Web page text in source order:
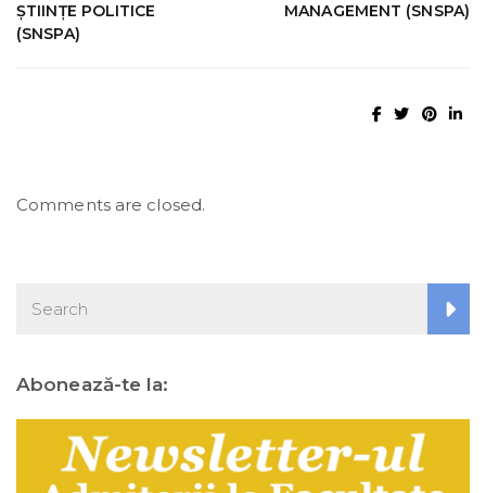
ȘTIINȚE POLITICE
(SNSPA)
MANAGEMENT (SNSPA)
Comments are closed.
Abonează-te la: